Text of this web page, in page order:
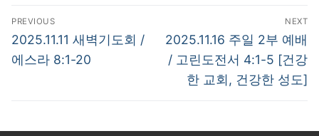
글
탐
색
PREVIOUS
Previous
post:
2025.11.11 새벽기도회 /
에스라 8:1-20
NEXT
Next
post:
2025.11.16 주일 2부 예배
/ 고린도전서 4:1-5 [건강
한 교회, 건강한 성도]